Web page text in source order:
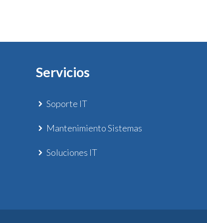
Servicios
Soporte IT
Mantenimiento Sistemas
Soluciones IT